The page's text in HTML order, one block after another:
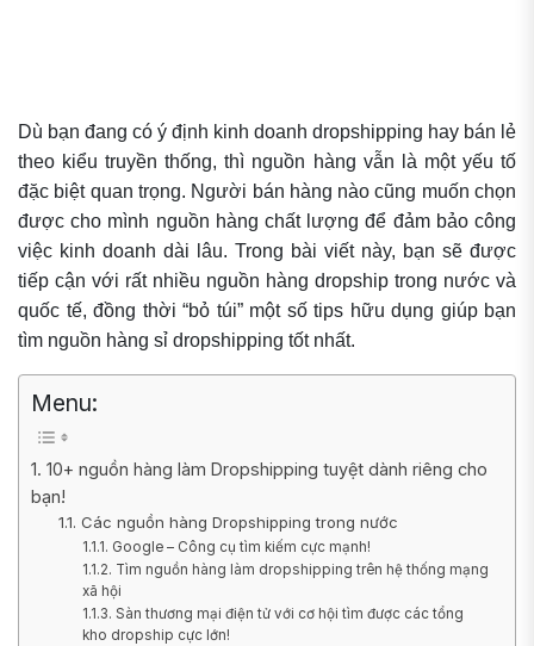
Dù bạn đang có ý định kinh doanh dropshipping hay bán lẻ
theo kiểu truyền thống, thì nguồn hàng vẫn là một yếu tố
đặc biệt quan trọng. Người bán hàng nào cũng muốn chọn
được cho mình nguồn hàng chất lượng để đảm bảo công
việc kinh doanh dài lâu. Trong bài viết này, bạn sẽ được
tiếp cận với rất nhiều nguồn hàng dropship trong nước và
quốc tế, đồng thời “bỏ túi” một số tips hữu dụng giúp bạn
tìm nguồn hàng sỉ dropshipping tốt nhất.
Menu:
1. 10+ nguồn hàng làm Dropshipping tuyệt dành riêng cho
bạn!
1.1. Các nguồn hàng Dropshipping trong nước
1.1.1. Google – Công cụ tìm kiếm cực mạnh!
1.1.2. Tìm nguồn hàng làm dropshipping trên hệ thống mạng
xã hội
1.1.3. Sàn thương mại điện tử với cơ hội tìm được các tổng
kho dropship cực lớn!